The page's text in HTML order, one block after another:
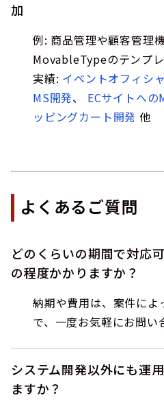
加
例: 商品管理や顧客管理
MovableTypeのテンプ
実績: イベントオフィシ
MS開発、 ECサイトへ
ッピングカート開発 他
よくあるご質問
どのくらいの期間で対
の程度かかりますか？
納期や費用は、案件によ
で、一度お気軽にお問い
システム開発以外にも運
ますか？